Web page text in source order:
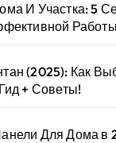
И Участка: 5
(2025): Как
+ Советы!
Для Дома в